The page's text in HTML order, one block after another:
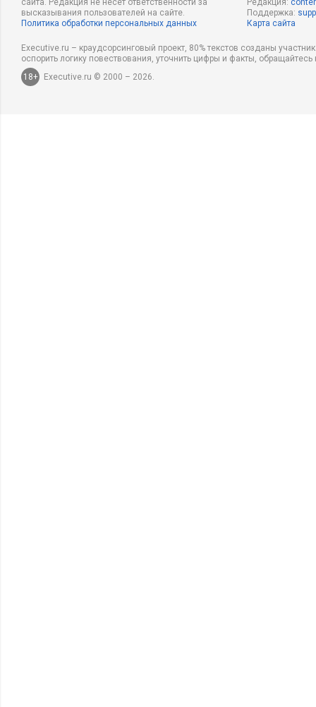
сайта. Редакция не несет ответственности за
высказывания пользователей на сайте.
Политика обработки персональных данных
Редакция:
Поддержка:
Карта сайта
Executive.ru – краудсорсинговый проект, 80% текстов созданы
оспорить логику повествования, уточнить цифры и факты,
18+
Executive.ru © 2000 – 2026.